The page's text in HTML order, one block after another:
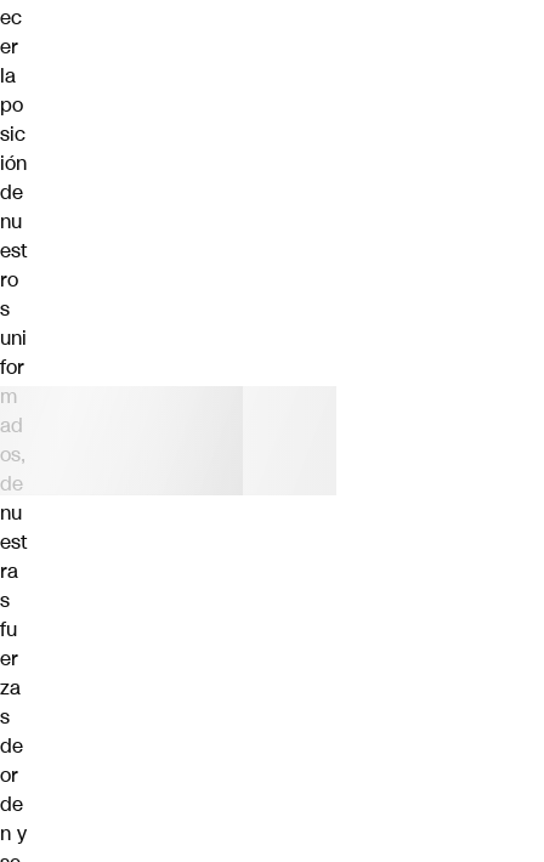
ec
er
la
po
sic
ión
de
nu
est
ro
s
uni
for
m
ad
os,
de
nu
est
ra
s
fu
er
za
s
de
or
de
n y